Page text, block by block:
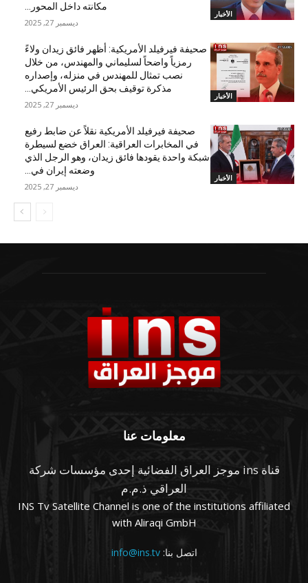
الأخبار
مكانته داخل المحور...
ديسمبر 27, 2025
الأخبار
صحيفة فيرفيلد الأمريكية: أظهر فائق زيدان ولاءً
رمزياً واضحاً لسليماني والمهندس، من خلال
نصب تمثال للمهندس في منزله، وإصداره
مذكرة توقيف بحق الرئيس الأمريكي...
ديسمبر 27, 2025
الأخبار
صحيفة فيرفيلد الأمريكية نقلاً عن ضابط رفيع
في المخابرات العراقية: العراق خضع لسيطرة
شبكة واحدة يقودها فائق زيدان، وهو الرجل الذي
وضعته إيران في...
ديسمبر 27, 2025
معلومات عنا
قناة ins موجز العراق الفضائية إحدى مؤسسات شركة
العراقي ذ.م.م
INS Tv Satellite Channel is one of the institutions affiliated
with Aliraqi GmbH
اتصل بنا:info@ins.tv